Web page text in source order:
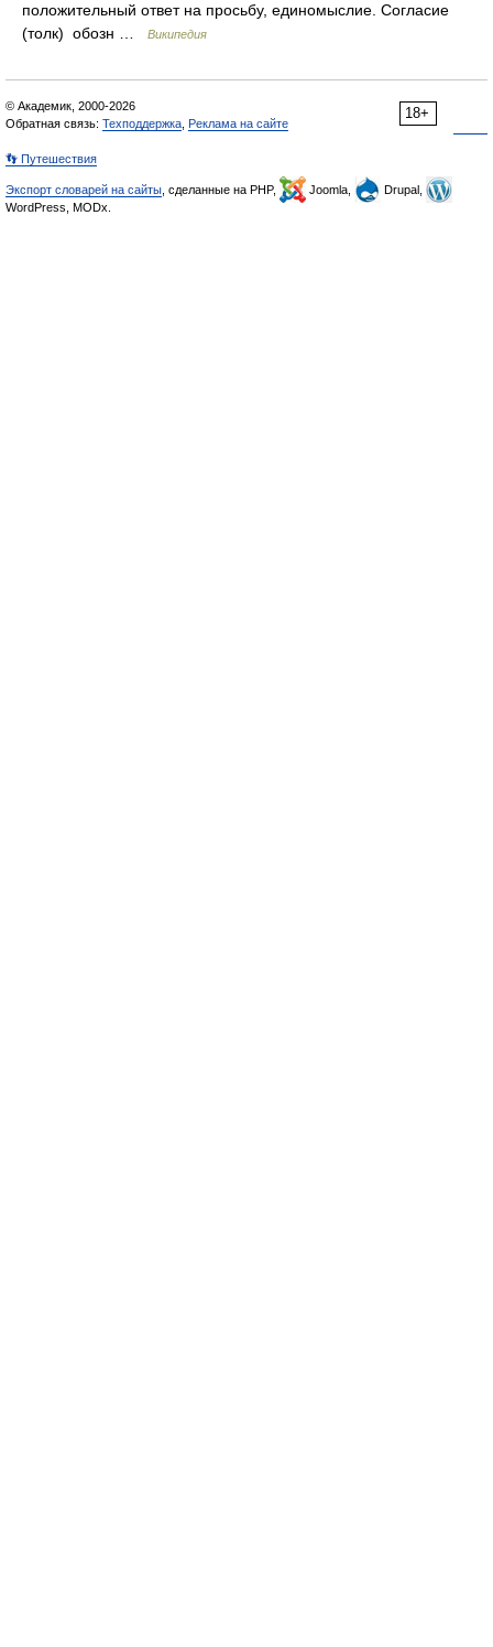
положительный ответ на просьбу, единомыслие. Согласие
(толк) обозн …
Википедия
18+
© Академик, 2000-2026
Обратная связь: Техподдержка Реклама на сайте
👣 Путешествия
Экспорт словарей на сайты , сделанные на PHP, Joomla,
Drupal,
WordPress, MODx.